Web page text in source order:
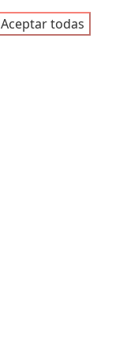
Aceptar todas